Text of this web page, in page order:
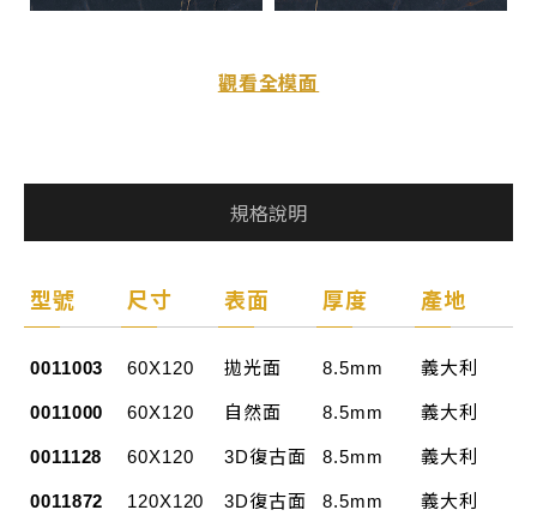
觀看全模面
規格說明
型號 尺寸 表面 厚度 產地
0011003 60X120 拋光面 8.5mm 義大利
0011000 60X120 自然面 8.5mm 義大利
0011128 60X120 3D復古面 8.5mm 義大利
0011872 120X120 3D復古面 8.5mm 義大利